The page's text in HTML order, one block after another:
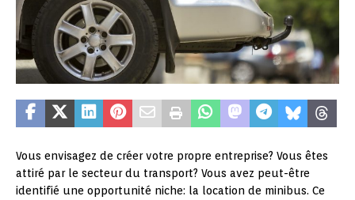
Vous envisagez de créer votre propre entreprise? Vous êtes
attiré par le secteur du transport? Vous avez peut-être
identifié une opportunité niche: la location de minibus. Ce